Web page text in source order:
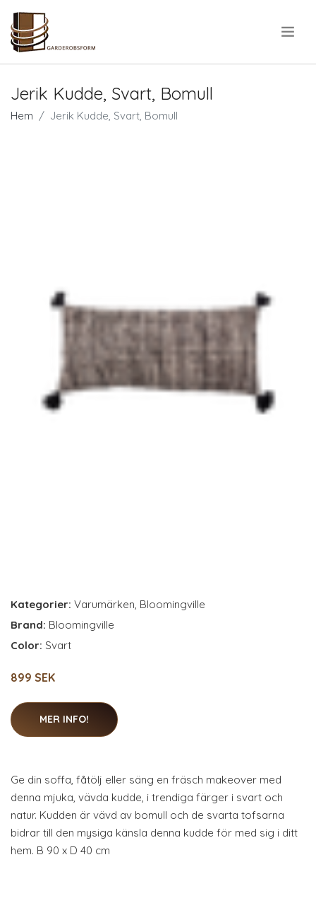
Jerik Kudde, Svart, Bomull
Hem Jerik Kudde, Svart, Bomull
Kategorier: Varumärken, Bloomingville
Brand: Bloomingville
Color: Svart
899 SEK
MER INFO!
Ge din soffa, fåtölj eller säng en fräsch makeover med
denna mjuka, vävda kudde, i trendiga färger i svart och
natur. Kudden är vävd av bomull och de svarta tofsarna
bidrar till den mysiga känsla denna kudde för med sig i ditt
hem. B 90 x D 40 cm